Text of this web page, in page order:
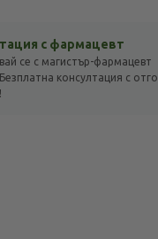
с фармацевт
се с магистър-фармацевт
консултация с